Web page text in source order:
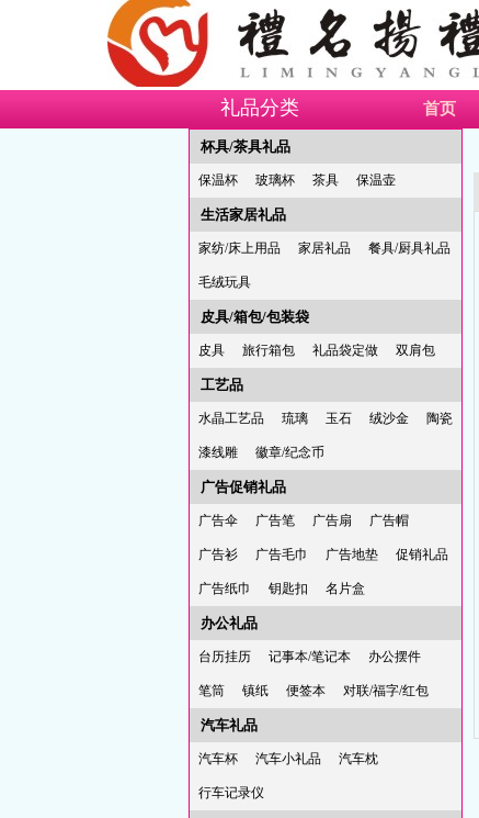
首页
礼品分类
杯具/茶具礼品
保温杯 玻璃杯 茶具 保温壶
生活家居礼品
家纺/床上用品 家居礼品 餐具/厨具礼品
毛绒玩具
皮具/箱包/包装袋
皮具 旅行箱包 礼品袋定做 双肩包
工艺品
水晶工艺品 琉璃 玉石 绒沙金 陶瓷
漆线雕 徽章/纪念币
广告促销礼品
广告伞 广告笔 广告扇 广告帽
广告衫 广告毛巾 广告地垫 促销礼品
广告纸巾 钥匙扣 名片盒
办公礼品
台历挂历 记事本/笔记本 办公摆件
笔筒 镇纸 便签本 对联/福字/红包
汽车礼品
汽车杯 汽车小礼品 汽车枕
行车记录仪